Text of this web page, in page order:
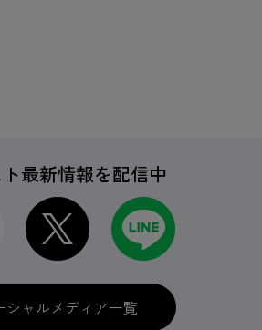
最新情報を配信中
シャルメディア一覧